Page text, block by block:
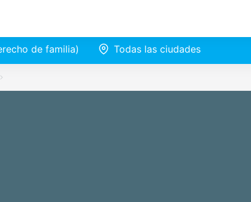
de familia) Todas las ciudades